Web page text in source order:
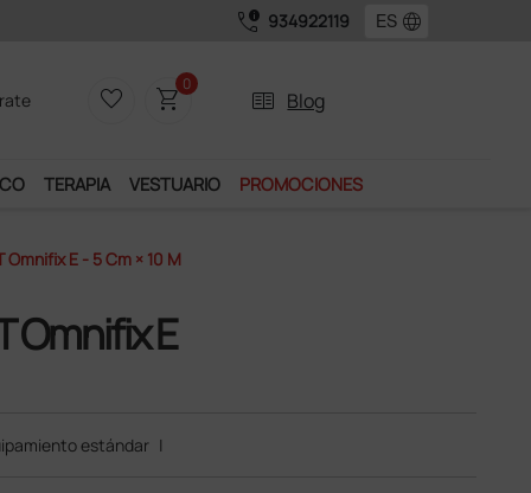
call_quality 934922119 language
favorite_border shopping_cart0
two_pager Blog
TERAPIA VESTUARIO PROMOCIONES
E - 5 Cm × 10 M
Omnifix E
estándar |